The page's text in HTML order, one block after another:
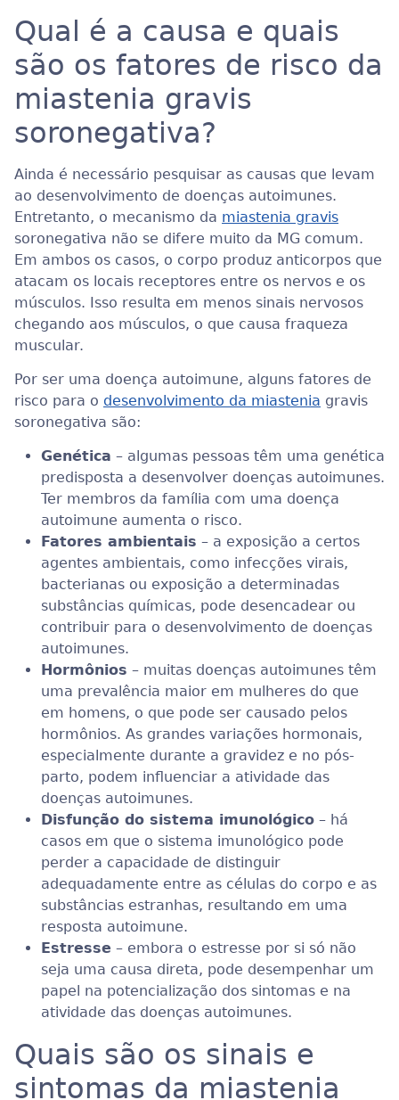
Qual é a causa e quais
são os fatores de risco da
miastenia gravis
soronegativa?
Ainda é necessário pesquisar as causas que levam
ao desenvolvimento de doenças autoimunes.
Entretanto, o mecanismo da miastenia gravis
soronegativa não se difere muito da MG comum.
Em ambos os casos, o corpo produz anticorpos que
atacam os locais receptores entre os nervos e os
músculos. Isso resulta em menos sinais nervosos
chegando aos músculos, o que causa fraqueza
muscular.
Por ser uma doença autoimune, alguns fatores de
risco para o desenvolvimento da miastenia gravis
soronegativa são:
Genética – algumas pessoas têm uma genética
predisposta a desenvolver doenças autoimunes.
Ter membros da família com uma doença
autoimune aumenta o risco.
Fatores ambientais – a exposição a certos
agentes ambientais, como infecções virais,
bacterianas ou exposição a determinadas
substâncias químicas, pode desencadear ou
contribuir para o desenvolvimento de doenças
autoimunes.
Hormônios – muitas doenças autoimunes têm
uma prevalência maior em mulheres do que
em homens, o que pode ser causado pelos
hormônios. As grandes variações hormonais,
especialmente durante a gravidez e no pós-
parto, podem influenciar a atividade das
doenças autoimunes.
Disfunção do sistema imunológico – há
casos em que o sistema imunológico pode
perder a capacidade de distinguir
adequadamente entre as células do corpo e as
substâncias estranhas, resultando em uma
resposta autoimune.
Estresse – embora o estresse por si só não
seja uma causa direta, pode desempenhar um
papel na potencialização dos sintomas e na
atividade das doenças autoimunes.
Quais são os sinais e
sintomas da miastenia